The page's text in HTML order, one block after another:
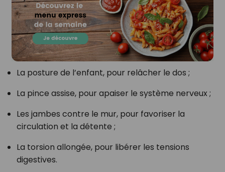
La posture de l’enfant, pour relâcher le dos ;
La pince assise, pour apaiser le système nerveux ;
Les jambes contre le mur, pour favoriser la
circulation et la détente ;
La torsion allongée, pour libérer les tensions
digestives.